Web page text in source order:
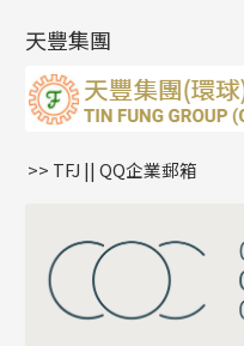
雙十字鏈系列
水波鏈系列
蛇骨鏈系列
鏈尾系列
嘴唇鏈系列
S車花鏈系列
珍珠鏈系列
坦克鏈系列
滿天星鏈系列
耳環扣系列
耳綫/耳鈎系列
耳環爪頭
耳環
字母吊墜
相盒吊墜
項鏈吊墜
生肖吊墜
星座吊墜
珠扣
天豐集團
>> TFJ || QQ企業郵箱